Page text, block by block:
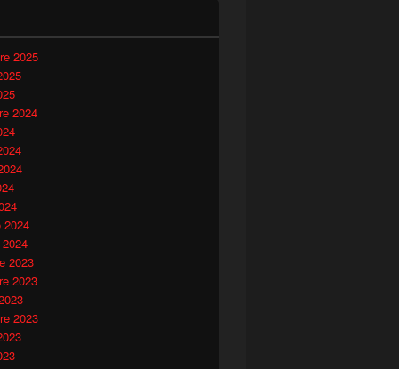
2025
2024
2024
2023
2023
2023